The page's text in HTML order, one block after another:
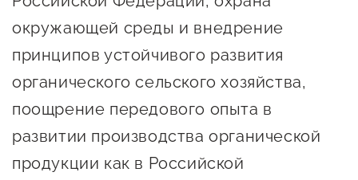
Консультационная поддержка
Образовательная поддержка
инновационно-
технологического
предпринимательства
окружающей среды и внедрение
принципов устойчивого развития
органического сельского хозяйства,
поощрение передового опыта в
развитии производства органической
продукции как в Российской